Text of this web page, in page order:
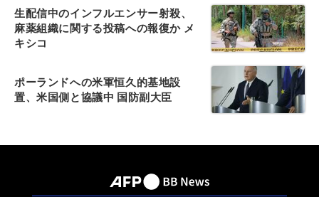
生配信中のインフルエンサー射殺、
麻薬組織に関する投稿への報復か メ
キシコ
ポーランドへの米軍恒久的基地設
置、米国側と協議中 国防副大臣